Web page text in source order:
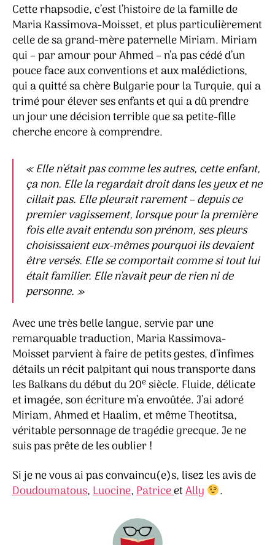
Cette rhapsodie, c’est l’histoire de la famille de
Maria Kassimova-Moisset, et plus particulièrement
celle de sa grand-mère paternelle Miriam. Miriam
qui – par amour pour Ahmed – n’a pas cédé d’un
pouce face aux conventions et aux malédictions,
qui a quitté sa chère Bulgarie pour la Turquie, qui a
trimé pour élever ses enfants et qui a dû prendre
un jour une décision terrible que sa petite-fille
cherche encore à comprendre.
«Elle n’était pas comme les autres, cette enfant,
ça non. Elle la regardait droit dans les yeux et ne
cillait pas. Elle pleurait rarement – depuis ce
premier vagissement, lorsque pour la première
fois elle avait entendu son prénom, ses pleurs
choisissaient eux-mêmes pourquoi ils devaient
être versés. Elle se comportait comme si tout lui
était familier. Elle n’avait peur de rien ni de
personne. »
Avec une très belle langue, servie par une
remarquable traduction, Maria Kassimova-
Moisset parvient à faire de petits gestes, d’infimes
détails un récit palpitant qui nous transporte dans
les Balkans du début du 20esiècle. Fluide, délicate
et imagée, son écriture m’a envoûtée. J’ai adoré
Miriam, Ahmed et Haalim, et même Theotitsa,
véritable personnage de tragédie grecque. Je ne
suis pas prête de les oublier !
Si je ne vous ai pas convaincu(e)s, lisez les avis de
Doudoumatous,Luocine,PatriceetAlly .